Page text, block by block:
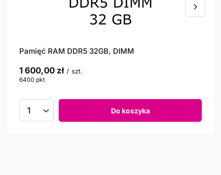
Pamięć RAM DDR5 32GB, DIMM
1 600,00 zł / szt.
6400 pkt
Do koszyka